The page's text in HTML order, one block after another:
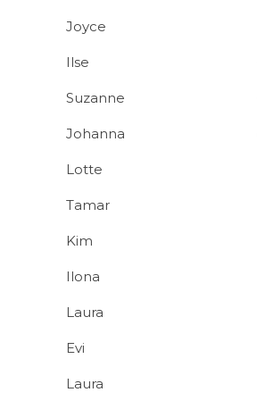
Joyce
Ilse
Suzanne
Johanna
Lotte
Tamar
Kim
Ilona
Laura
Evi
Laura